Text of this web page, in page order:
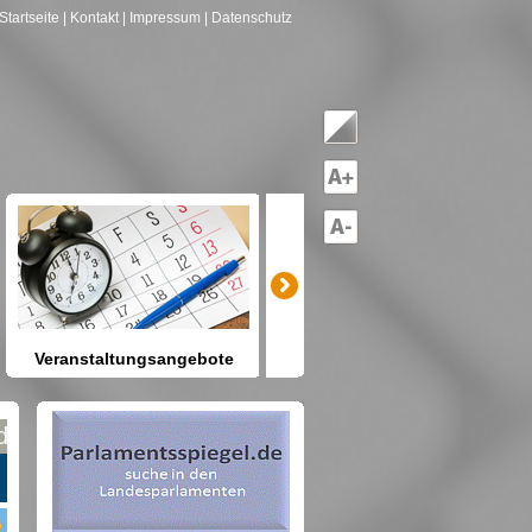
Startseite | Kontakt | Impressum | Datenschutz
Veranstaltungsangebote
Sie Berlin und seine Angebote?
nach Gruppen--->hier drücken